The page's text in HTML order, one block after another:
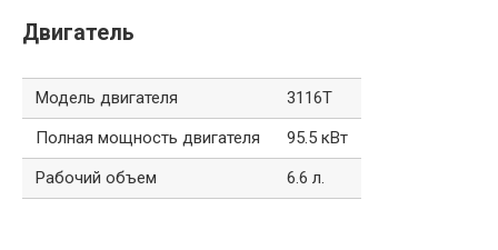
Двигатель
Модель двигателя
3116T
Полная мощность двигателя
95.5 кВт
Рабочий объем
6.6 л.